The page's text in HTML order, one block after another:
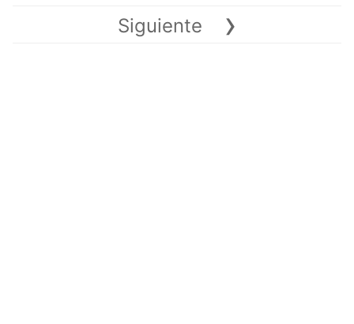
Siguiente ›